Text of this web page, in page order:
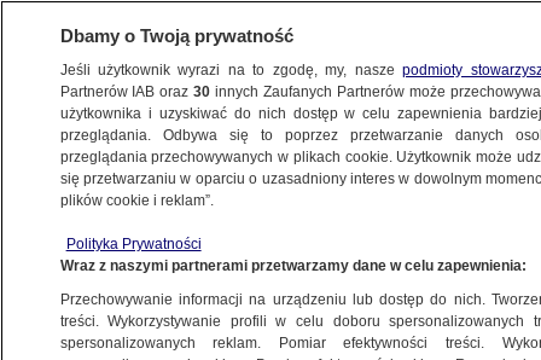
NIKOL PASZYNIAN
"Nie będziemy zależni od jednego
sojusznika". Rosja grozi
ŚWIAT
Trump wspiera "wielkiego przyjaciela"
Dbamy o Twoją prywatność
Jeśli użytkownik wyrazi na to zgodę, my, naszepodmioty
Partnerów IAB oraz30 innych Zaufanych Partnerów może
użytkownika i uzyskiwać do nich dostęp w celu zapewnienia
przeglądania. Odbywa się to poprzez przetwarzanie danych
przeglądania przechowywanych w plikach cookie. Użytkownik może
się przetwarzaniu w oparciu o uzasadniony interes w dowolnym
plików cookie i reklam”.
Polityka Prywatności
Wraz z naszymi partnerami przetwarzamy dane w celu zapewnienia:
Przechowywanie informacji na urządzeniu lub dostęp do nich.
treści. Wykorzystywanie profili w celu doboru spersonalizowanych
spersonalizowanych reklam. Pomiar efektywności treści.